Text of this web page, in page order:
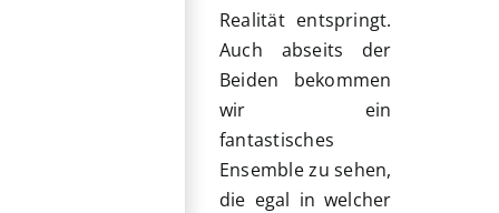
Realität entspringt.
Auch abseits der
Beiden bekommen
wir ein
fantastisches
Ensemble zu sehen,
die egal in welcher